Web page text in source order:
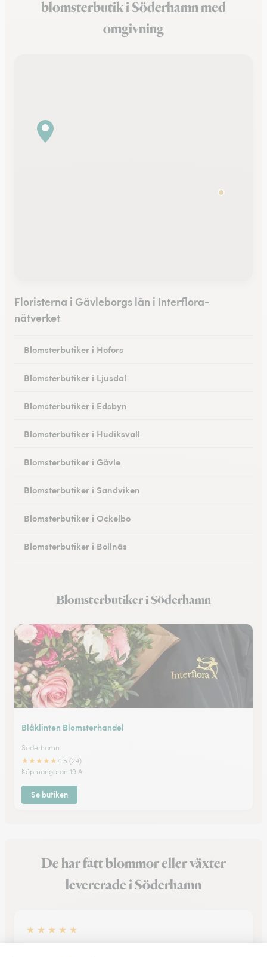
blomsterbutik i Söderhamn med
omgivning
Floristerna i Gävleborgs län i Interflora-
nätverket
Blomsterbutiker i Hofors
Blomsterbutiker i Ljusdal
Blomsterbutiker i Edsbyn
Blomsterbutiker i Hudiksvall
Blomsterbutiker i Gävle
Blomsterbutiker i Sandviken
Blomsterbutiker i Ockelbo
Blomsterbutiker i Bollnäs
Blomsterbutiker i Söderhamn
Blåklinten Blomsterhandel
Söderhamn
★★★★★4.5 (29)
Köpmangatan 19 A
Se butiken
De har fått blommor eller växter
levererade i Söderhamn
★ ★ ★ ★ ★